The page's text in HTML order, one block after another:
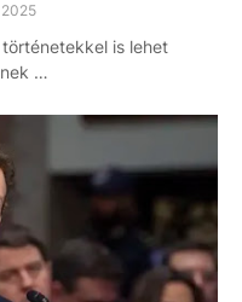
is lehet
…